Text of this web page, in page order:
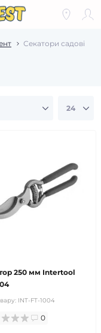
Секатори садові
250 мм Intertool
INT-FT-1004
0